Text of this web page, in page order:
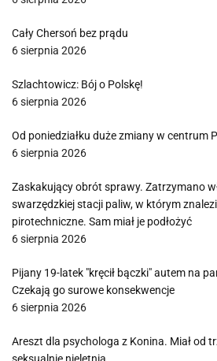
Cały Chersoń bez prądu
6 sierpnia 2026
Szlachtowicz: Bój o Polskę!
6 sierpnia 2026
Od poniedziałku duże zmiany w centrum
6 sierpnia 2026
Zaskakujący obrót sprawy. Zatrzymano
swarzędzkiej stacji paliw, w którym
pirotechniczne. Sam miał je podłożyć
6 sierpnia 2026
Pijany 19-latek "kręcił bączki" autem na
Czekają go surowe konsekwencje
6 sierpnia 2026
Areszt dla psychologa z Konina. Miał od